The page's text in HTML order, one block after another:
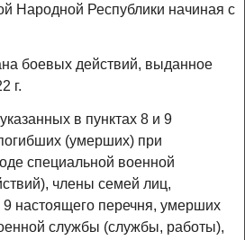
Народной Республики начиная с
боевых действий, выданное
г.
в пунктах 8 и 9
(умерших) при
специальной военной
члены семей лиц,
9 настоящего перечня, умерших
службы (службы, работы),